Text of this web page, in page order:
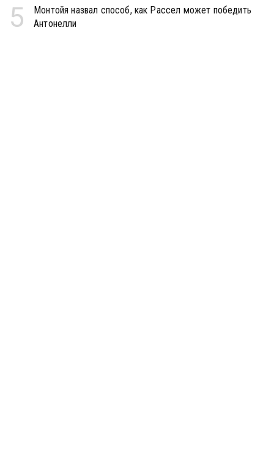
5
Монтойя назвал способ, как Рассел может победить
Антонелли